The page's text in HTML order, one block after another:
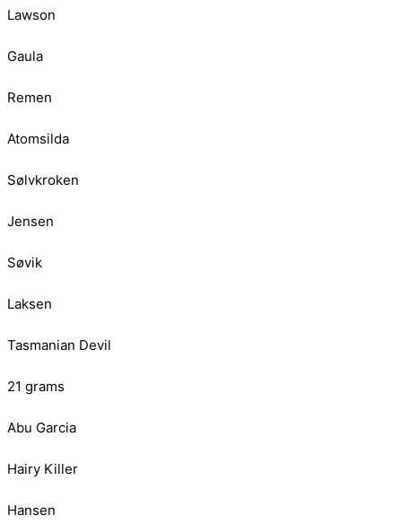
Lawson
Gaula
Remen
Atomsilda
Sølvkroken
Jensen
Søvik
Laksen
Tasmanian Devil
21 grams
Abu Garcia
Hairy Killer
Hansen